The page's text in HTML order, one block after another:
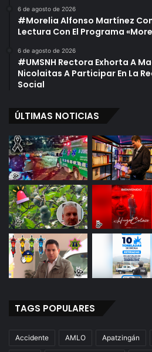
6 de agosto de 2026
#Morelia Alfonso Martínez
Lectura Con El Programa
6 de agosto de 2026
#UMSNH Rectora Exhorta A
Nicolaitas A Participar En La
Social
ÚLTIMAS NOTICIAS
TAGS POPULARES
Accidente AMLO Apatzingán